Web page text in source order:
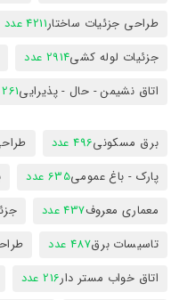
طراحی جزئیات ساختار4211 عدد
جزئیات لوله کشی2914 عدد
اتاق نشیمن - حال - پذیرایی261 عدد
برق مسکونی496 عدد
پارک - باغ عمومی635 عدد
معماری معروف437 عدد
تاسیسات برق487 عدد
اتاق خواب مستر دار216 عدد